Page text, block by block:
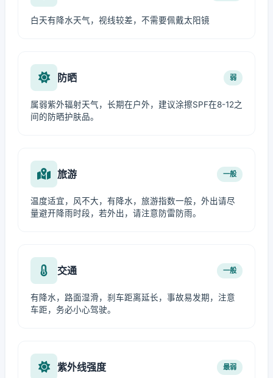
白天有降水天气，视线较差，不需要佩戴太阳镜
防晒 弱
属弱紫外辐射天气，长期在户外，建议涂擦SPF在8-12之
间的防晒护肤品。
旅游 一般
温度适宜，风不大，有降水，旅游指数一般，外出请尽
量避开降雨时段，若外出，请注意防雷防雨。
交通 一般
有降水，路面湿滑，刹车距离延长，事故易发期，注意
车距，务必小心驾驶。
紫外线强度 最弱